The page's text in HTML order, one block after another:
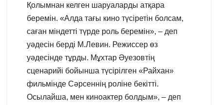
Қолымнан келген шаруаларды атқара
беремін. «Алда тағы кино түсіретін болсам,
саған міндетті түрде роль беремін», – деп
уәдесін берді М.Левин. Режиссер өз
уәдесінде тұрды. Мұхтар Әуезовтің
сценарийі бойынша түсірілген «Райхан»
фильмінде Сәрсеннің роліне бекітті.
Осылайша, мен киноактер болдым», – деп